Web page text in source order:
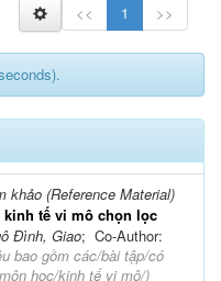
<< 1 >>
khảo (Reference Material)
kinh tế vi mô chọn lọc
Đình, Giao; Co-Author:
bao gồm các/bài tập/có
học/kinh tế vi mô/)